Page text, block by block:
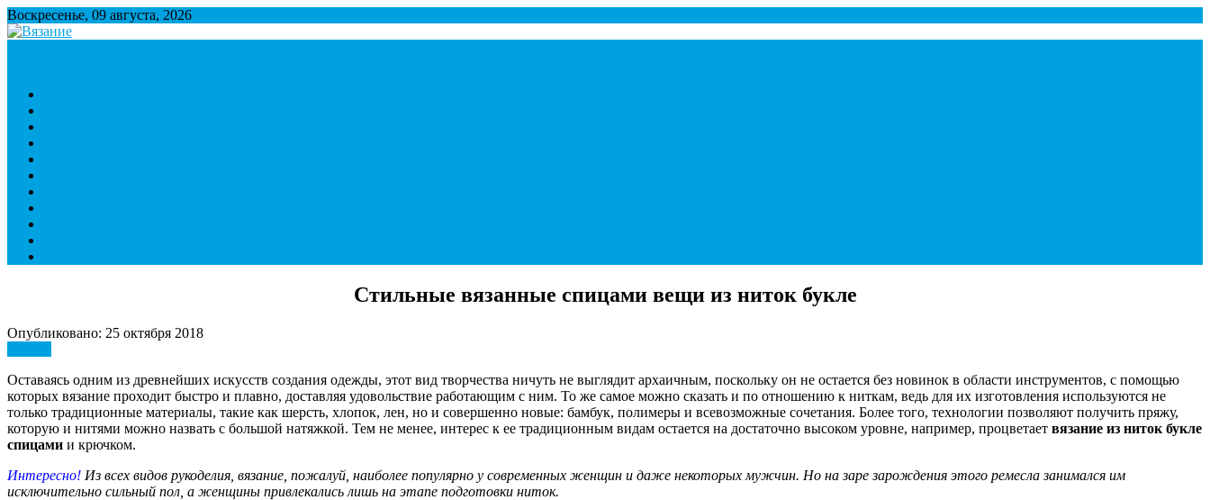
Воскресенье, 09 августа, 2026
Стильные вязанные спицами вещи из ниток букле
Опубликовано: 25 октября 2018
Оставаясь одним из древнейших искусств создания одежды, этот вид творчества ничуть не выглядит архаичным, поскольку он не остается без новинок в области инструментов, с помощью
которых вязание проходит быстро и плавно, доставляя удовольствие работающим с ним. То же самое можно сказать и по отношению к ниткам, ведь для их изготовления используются не
только традиционные материалы, такие как шерсть, хлопок, лен, но и совершенно новые: бамбук, полимеры и всевозможные сочетания. Более того, технологии позволяют получить пряжу,
которую и нитями можно назвать с большой натяжкой. Тем не менее, интерес к ее традиционным видам остается на достаточно высоком уровне, например, процветает вязание из ниток букле
спицами и крючком.
Интересно! Из всех видов рукоделия, вязание, пожалуй, наиболее популярно у современных женщин и даже некоторых мужчин. Но на заре зарождения этого ремесла занимался им
исключительно сильный пол, а женщины привлекались лишь на этапе подготовки ниток.